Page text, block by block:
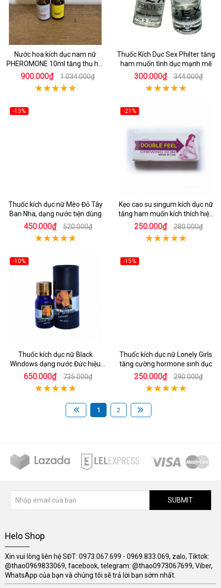
Nước hoa kích dục nam nữ
PHEROMONE 10ml tăng thu hút
hấp dẫn đối phương
900.000₫ 1.034.000₫
Thuốc Kích Dục Sex Philter tăng
ham muốn tình dục mạnh mẽ
300.000₫ 344.000₫
-13%
Thuốc kích dục nữ Mèo Đỏ Tây
Ban Nha, dạng nước tiện dùng
450.000₫ 520.000₫
-21%
Kẹo cao su singum kích dục nữ
tăng ham muốn kích thích hiệu
quả
250.000₫ 280.000₫
-10%
Thuốc kích dục nữ Black
Windows dạng nước Đức hiệu
quả
650.000₫ 735.000₫
-15%
Thuốc kích dục nữ Lonely Girls
tăng cường hormone sinh dục
250.000₫ 290.000₫
1 2
SUBMIT
Helo Shop
Xin vui lòng liên hệ SĐT: 0973.067.699 - 0969.833.069, zalo, Tiktok:
@thao0969833069, facebook, telegram: @thao0973067699, Viber,
WhatsApp của bạn và chúng tôi sẽ trả lời bạn sớm nhất.